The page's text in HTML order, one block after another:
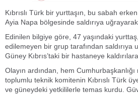
Kıbrıslı Türk bir yurttaşın, bu sabah
Ayia Napa bölgesinde saldırıya
Edinilen bilgiye göre, 47 yaşındaki
edilemeyen bir grup tarafından saldırıya
Güney Kıbrıs’taki bir hastaneye
Olayın ardından, hem
toplumlu teknik komitenin Kıbrıslı Türk
ve güneydeki yetkililerle temas kurdu.